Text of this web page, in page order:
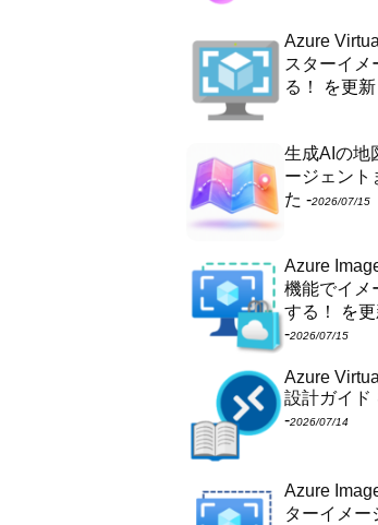
Azure
スターイメ
る！
を更
生成AIの地
ージェント
た -2026/07/15
Azure
機能でイメ
する！
を
-2026/07/15
Azure
設計ガイド
-2026/07/14
Azure
ターイメー